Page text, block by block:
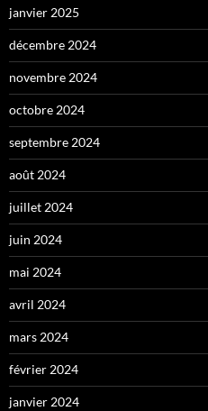
janvier 2025
décembre 2024
novembre 2024
octobre 2024
septembre 2024
août 2024
juillet 2024
juin 2024
mai 2024
avril 2024
mars 2024
février 2024
janvier 2024